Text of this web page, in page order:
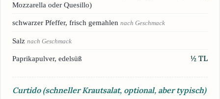
Mozzarella oder Quesillo)
schwarzer Pfeffer, frisch gemahlen nach Geschmack
Salz nach Geschmack
Paprikapulver, edelsüß ½ TL
Curtido (schneller Krautsalat, optional, aber typisch)